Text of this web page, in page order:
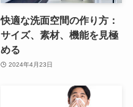
快適な洗面空間の作り方：
サイズ、素材、機能を見極
める
2024年4月23日